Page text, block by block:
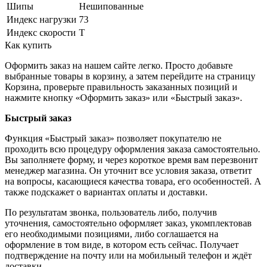
Шипы
Нешипованные
Индекс нагрузки 73
Индекс скорости T
Как купить
Оформить заказ на нашем сайте легко. Просто добавьте
выбранные товары в корзину, а затем перейдите на страницу
Корзина, проверьте правильность заказанных позиций и
нажмите кнопку «Оформить заказ» или «Быстрый заказ».
Быстрый заказ
Функция «Быстрый заказ» позволяет покупателю не
проходить всю процедуру оформления заказа самостоятельно.
Вы заполняете форму, и через короткое время вам перезвонит
менеджер магазина. Он уточнит все условия заказа, ответит
на вопросы, касающиеся качества товара, его особенностей. А
также подскажет о вариантах оплаты и доставки.
По результатам звонка, пользователь либо, получив
уточнения, самостоятельно оформляет заказ, укомплектовав
его необходимыми позициями, либо соглашается на
оформление в том виде, в котором есть сейчас. Получает
подтверждение на почту или на мобильный телефон и ждёт